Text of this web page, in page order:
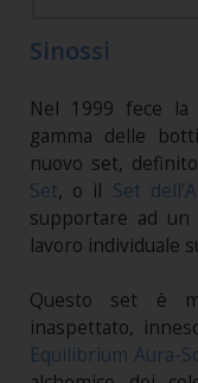
Sinossi
Nel 1999 fece la
gamma delle
nuovo set,
Set, o il Set
supportare ad
lavoro individuale
Questo set è
inaspettato,
Equilibrium Aura-